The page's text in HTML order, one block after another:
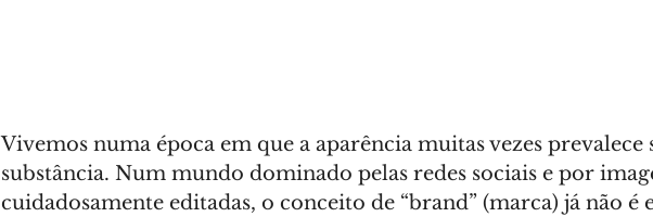
Vivemos numa época em que a aparência muitas vezes prevalece
substância. Num mundo dominado pelas redes sociais e por
cuidadosamente editadas, o conceito de “brand” (marca) já não é